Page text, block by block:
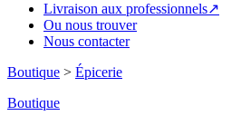
Livraison aux professionnels↗
Ou nous trouver
Nous contacter
Boutique > Épicerie
Boutique